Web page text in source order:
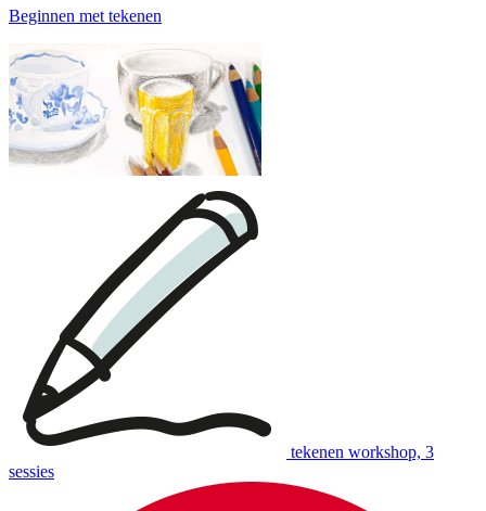
Beginnen met tekenen
tekenen workshop, 3
sessies